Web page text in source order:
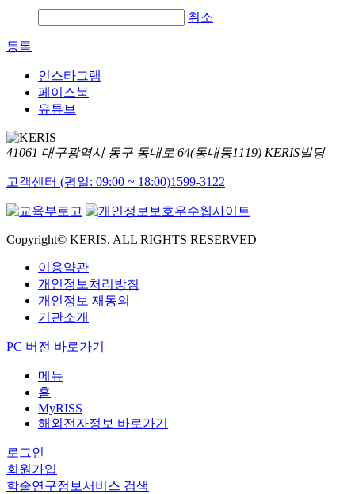
취소
등록
인스타그램
페이스북
유튜브
41061 대구광역시 동구 동내로 64(동내동1119) KERIS빌딩
고객센터 (평일: 09:00 ~ 18:00)1599-3122
Copyright© KERIS. ALL RIGHTS RESERVED
이용약관
개인정보처리방침
개인정보 재동의
기관소개
PC 버전 바로가기
메뉴
홈
MyRISS
해외전자정보 바로가기
로그인
회원가입
학술연구정보서비스 검색